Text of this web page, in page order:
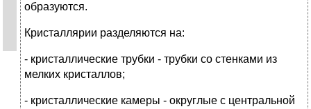
образуются.
Кристаллярии разделяются на:
- кристаллические трубки - трубки со стенками из
мелких кристаллов;
- кристаллические камеры - округлые с центральной